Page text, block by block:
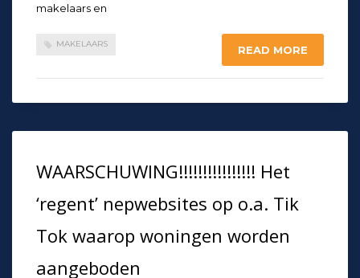
makelaars en
MAKELAARS READ MORE
WAARSCHUWING!!!!!!!!!!!!!!!! Het
‘regent’ nepwebsites op o.a. Tik
Tok waarop woningen worden
aangeboden